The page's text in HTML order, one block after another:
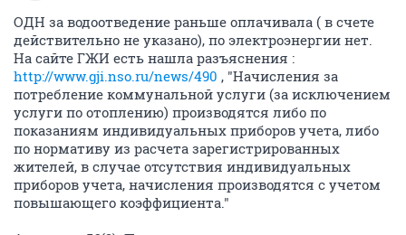
ОДН за водоотведение раньше оплачивала ( в счете
действительно не указано), по электроэнергии нет.
На сайте ГЖИ есть нашла разъяснения :
http://www.gji.nso.ru/news/490 , "Начисления за
потребление коммунальной услуги (за исключением
услуги по отоплению) производятся либо по
показаниям индивидуальных приборов учета, либо
по нормативу из расчета зарегистрированных
жителей, в случае отсутствия индивидуальных
приборов учета, начисления производятся с учетом
повышающего коэффициента."